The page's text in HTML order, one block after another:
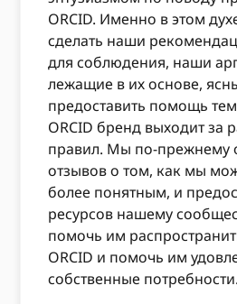
ORCID. Именно в этом
сделать наши
для соблюдения, наши
лежащие в их основе,
предоставить помощь
ORCID бренд выходит за
правил. Мы по-прежнему
отзывов о том, как мы
более понятным, и
ресурсов нашему
помочь им
ORCID и помочь им
собственные потребности.